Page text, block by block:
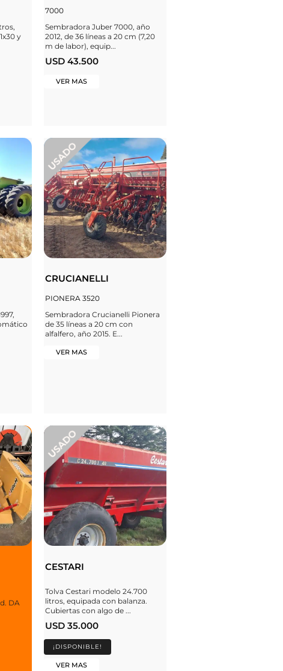
y
7000
Sembradora Juber 7000, año
2012, de 36 líneas a 20 cm (7,20
m de labor), equip...
USD 43.500
VER MAS
CRUCIANELLI
PIONERA 3520
Sembradora Crucianelli Pionera
de 35 líneas a 20 cm con
alfalfero, año 2015. E...
VER MAS
DA
CESTARI
Tolva Cestari modelo 24.700
litros, equipada con balanza.
Cubiertas con algo de ...
USD 35.000
¡DISPONIBLE!
VER MAS